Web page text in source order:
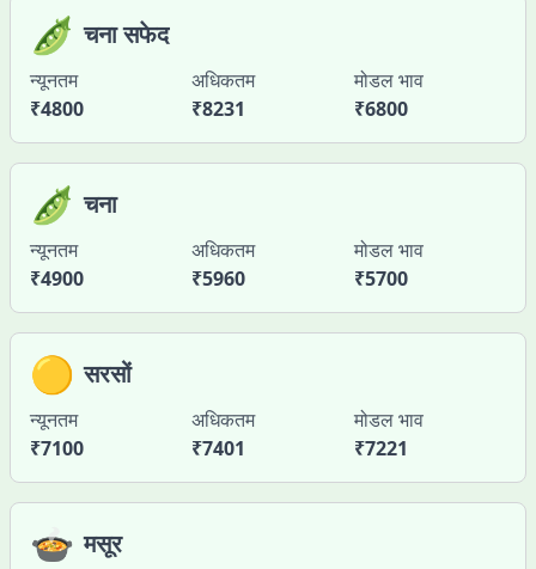
🫛 चना सफेद
न्यूनतम
₹4800
अधिकतम
₹8231
मोडल भाव
₹6800
🫛 चना
न्यूनतम
₹4900
अधिकतम
₹5960
मोडल भाव
₹5700
🟡 सरसों
न्यूनतम
₹7100
अधिकतम
₹7401
मोडल भाव
₹7221
🍲 मसूर